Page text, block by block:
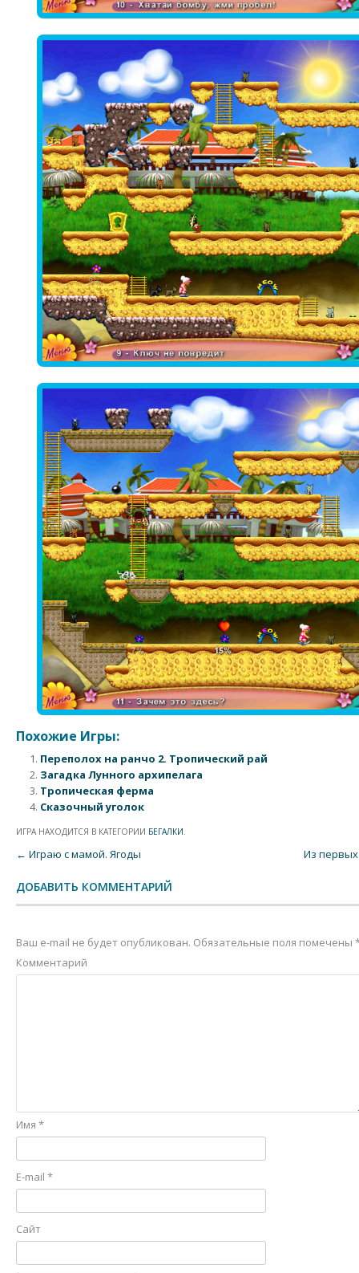
Похожие Игры:
Переполох на ранчо 2. Тропический рай
Загадка Лунного архипелага
Тропическая ферма
Сказочный уголок
ИГРА НАХОДИТСЯ В КАТЕГОРИИ БЕГАЛКИ.
Post navigation
← Играю с мамой. Ягоды Из
ДОБАВИТЬ КОММЕНТАРИЙ
Ваш e-mail не будет опубликован. Обязательные поля помечены
Комментарий
Имя *
E-mail *
Сайт